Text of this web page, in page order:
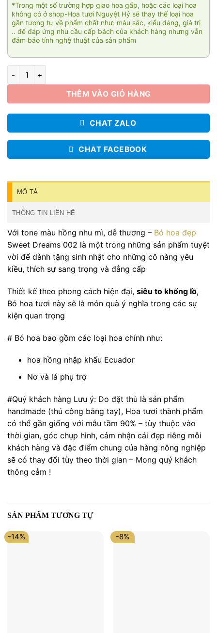
*Trong một số trường hợp giao hoa gấp, hoặc các loại hoa
không có ở shop-Hoa tươi Nguyệt Hỷ sẽ thay thế loại hoa
gần tương tự về phẩm chất như: màu sắc, kiểu dáng, giá trị
.. để đáp ứng nhu cầu cấp bách của khách hàng nhưng vẫn
đảm bảo tính nghệ thuật của sản phẩm
Sweet Dreams 002 số lượng
THÊM VÀO GIỎ HÀNG
CHAT ZALO
CHAT FACEBOOK
MÔ TẢ
THÔNG TIN LIÊN HỆ
Với tone màu hồng nhu mì, dễ thương – Bó hoa đẹp
Sweet Dreams 002 là một trong những sản phẩm tuyệt
vời để dành tặng sinh nhật cho những cô nàng yêu
kiều, thích sự sang trọng và đẳng cấp
Thiết kế theo phong cách hiện đại, siêu to khổng lồ,
Bó hoa tươi này sẽ là món quà ý nghĩa trong các sự
kiện quan trọng
# Bó hoa bao gồm các loại hoa chính như:
hoa hồng nhập khẩu Ecuador
Nơ và lá phụ trợ
#Quý khách hàng Lưu ý: Do đặt thù là sản phẩm
handmade (thủ công bằng tay), Hoa tươi thành phẩm
có thể gần giống với mẫu tầm 90% – tùy thuộc vào
thời gian, góc chụp hình, cảm nhận cái đẹp riêng mỗi
khách hàng và đặc điểm chung của hàng nông nghiệp
sẽ có thay đổi tùy theo thời gian – Mong quý khách
thông cảm !
SẢN PHẨM TƯƠNG TỰ
-14% -8%